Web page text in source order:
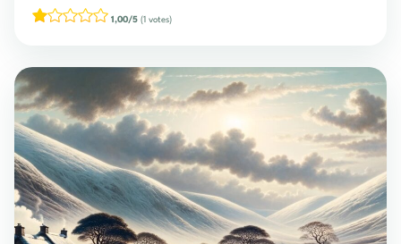
1,00/5 (1 votes)